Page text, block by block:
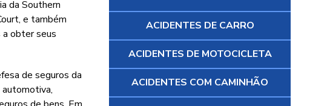
da Southern
e também
a obter seus
de seguros da
automotiva,
ACIDENTES DE CARRO
ACIDENTES DE MOTOCICLETA
ACIDENTES COM CAMINHÃO